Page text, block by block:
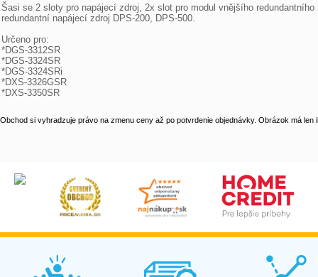
Šasi se 2 sloty pro napájecí zdroj, 2x slot pro modul vnějšího
redundantní napájecí zdroj DPS-200, DPS-500.
Určeno pro:
*DGS-3312SR
*DGS-3324SR
*DGS-3324SRi
*DXS-3326GSR
*DXS-3350SR
Obchod si vyhradzuje právo na zmenu ceny až po potvrdenie objednávky. Obrázok má len